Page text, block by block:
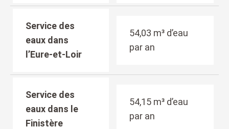
Service des
eaux dans
l’Eure-et-Loir
54,03 m³ d’eau
par an
Service des
eaux dans le
Finistère
54,15 m³ d’eau
par an